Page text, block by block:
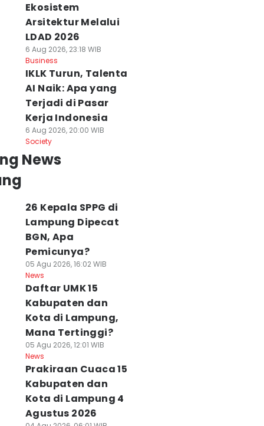
Ekosistem
Arsitektur Melalui
LDAD 2026
6 Aug 2026, 23:18 WIB
Business
IKLK Turun, Talenta
AI Naik: Apa yang
Terjadi di Pasar
Kerja Indonesia
6 Aug 2026, 20:00 WIB
Society
News
26 Kepala SPPG di
Lampung Dipecat
BGN, Apa
Pemicunya?
05 Agu 2026, 16:02 WIB
News
Daftar UMK 15
Kabupaten dan
Kota di Lampung,
Mana Tertinggi?
05 Agu 2026, 12:01 WIB
News
Prakiraan Cuaca 15
Kabupaten dan
Kota di Lampung 4
Agustus 2026